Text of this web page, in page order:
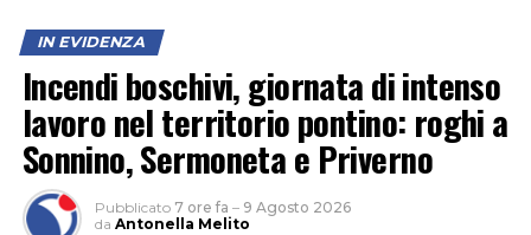
IN EVIDENZA
Incendi boschivi, giornata di intenso
lavoro nel territorio pontino: roghi a
Sonnino, Sermoneta e Priverno
Pubblicato 7 ore fa – 9 Agosto 2026
da Antonella Melito